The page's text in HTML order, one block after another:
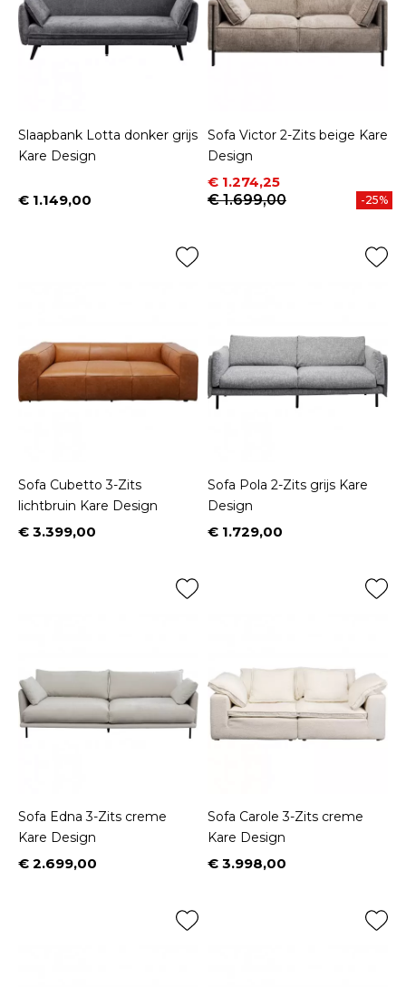
Slaapbank Lotta donker grijs
Kare Design
Prijs
€ 1.149,00
Sofa Victor 2-Zits beige Kare
Design
Prijs
€ 1.274,25
Normale prijs
€ 1.699,00
-25%
Sofa Cubetto 3-Zits
lichtbruin Kare Design
Prijs
€ 3.399,00
Sofa Pola 2-Zits grijs Kare
Design
Prijs
€ 1.729,00
Sofa Edna 3-Zits creme
Kare Design
Prijs
€ 2.699,00
Sofa Carole 3-Zits creme
Kare Design
Prijs
€ 3.998,00